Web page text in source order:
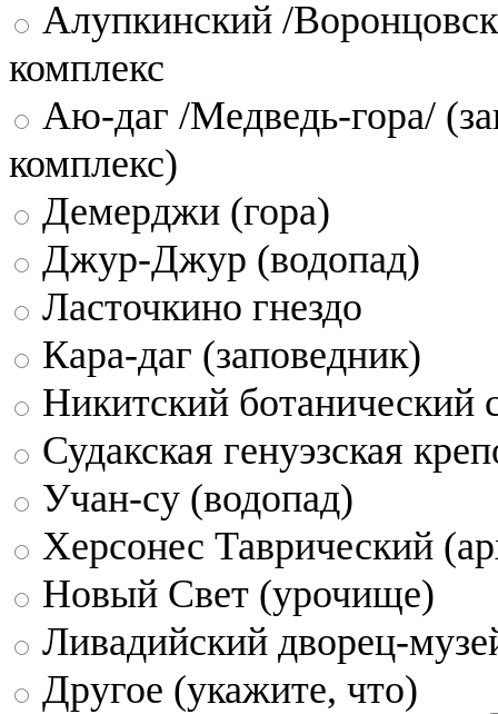
Алупкинский /
комплекс
Аю-даг /Медведь-гора/
комплекс)
Демерджи (гора)
Джур-Джур (водопад)
Ласточкино гнездо
Кара-даг (заповедник)
Никитский ботанический
Судакская генуэзская
Учан-су (водопад)
Херсонес Таврический
Новый Свет (урочище)
Ливадийский дворец-
Другое (укажите, что)